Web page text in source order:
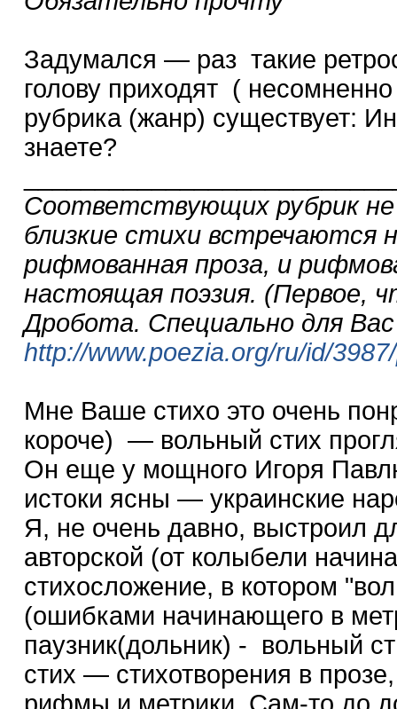
Задумался — раз такие
голову приходят (
рубрика (жанр) существует:
знаете?
Соответствующих рубрик
близкие стихи встречаются
рифмованная проза, и
настоящая поэзия. (Первое,
Дробота. Специально для
http://www.poezia.org/ru/id/
Мне Ваше стихо это очень
короче) — вольный стих
Он еще у мощного Игоря
истоки ясны — украинские
Я, не очень давно, выстроил
авторской (от колыбели
стихосложение, в котором
(ошибками начинающего в
паузник(дольник) - вольный
стих — стихотворения в